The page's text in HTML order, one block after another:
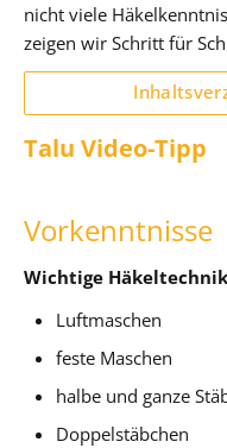
nicht viele
zeigen wir Schritt für
Talu Video-Tipp
Vorkenntnisse
Wichtige
Luftmaschen
feste Maschen
halbe und ganze
Doppelstäbchen